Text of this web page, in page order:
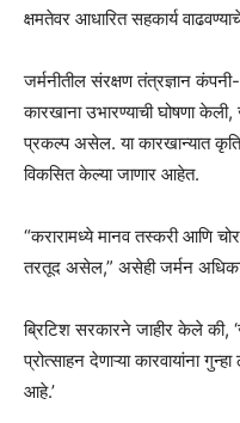
क्षमतेवर आधारित सहकार्य
जर्मनीतील संरक्षण तंत्रज्ञान
कारखाना उभारण्याची घोषणा केली,
प्रकल्प असेल. या कारखान्यात
विकसित केल्या जाणार आहेत.
“करारामध्ये मानव तस्करी आणि
तरतूद असेल,” असेही जर्मन
ब्रिटिश सरकारने जाहीर केले की,
प्रोत्साहन देणाऱ्या कारवायांना
आहे.’